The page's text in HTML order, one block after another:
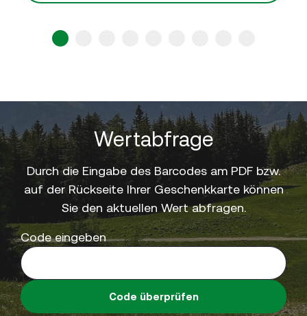
Wertabfrage
Durch die Eingabe des Barcodes am PDF bzw.
auf der Rückseite Ihrer Geschenkkarte können
Sie den aktuellen Wert abfragen.
Code eingeben
Code überprüfen